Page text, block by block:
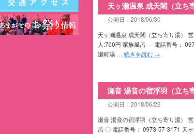
天ヶ瀬温泉 成天閣（立ち
公開日：2018/06/30
天ヶ瀬温泉 成天閣（立ち寄り湯
人:700円 家族風呂 － 電話番号：
瀬町湯 … 続きを読む →
瀬音 湯音の宿浮羽（立ち
公開日：2018/06/22
瀬音 湯音の宿浮羽（立ち寄り湯）
呂 〇 電話番号： 0973-57-3171 天